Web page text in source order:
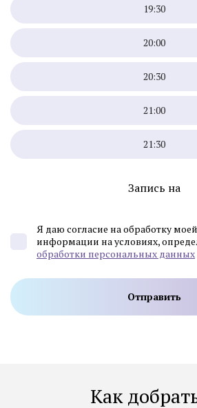
19:30
20:00
20:30
21:00
21:30
Запись на
Я даю согласие на обработку
информации на условиях,
обработки персональных данных
Как